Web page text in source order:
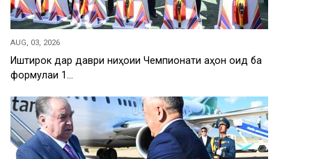
AUG, 03, 2026
Иштирок дар даври ниҳоии Чемпионати ҷаҳон оид ба
формулаи 1…